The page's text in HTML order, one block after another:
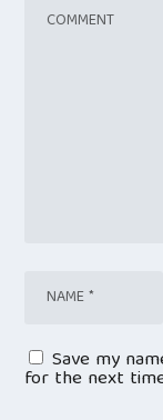
Save my
for the next